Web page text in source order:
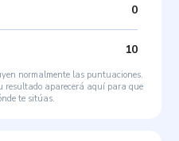
0
10
normalmente las puntuaciones.
resultado aparecerá aquí para que
te sitúas.